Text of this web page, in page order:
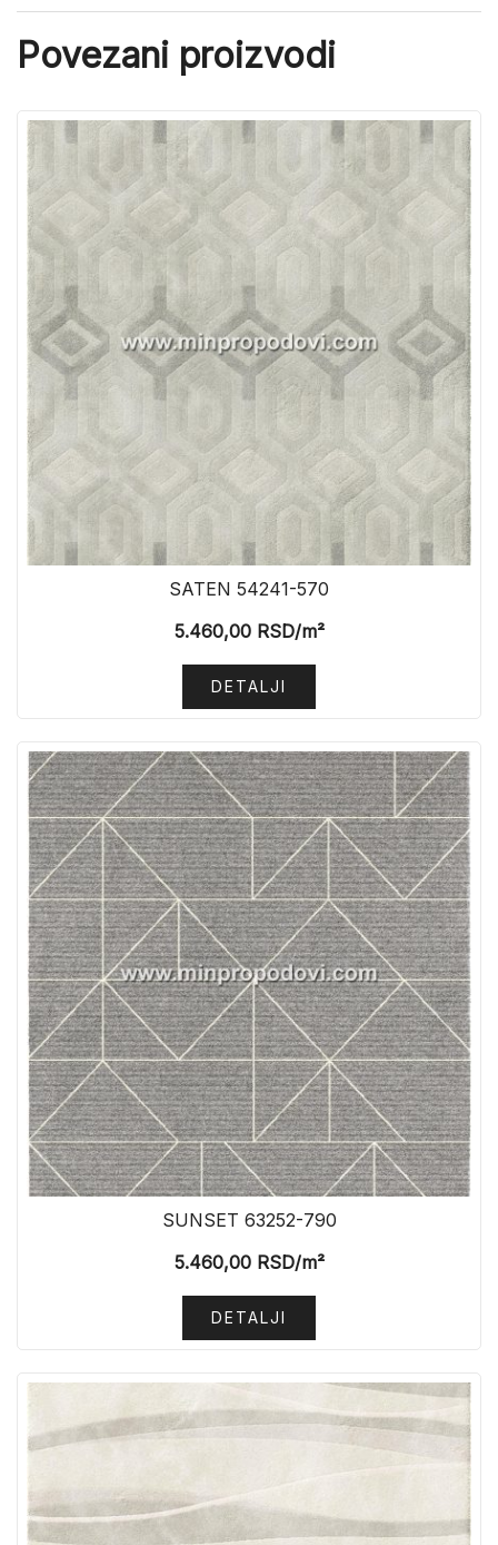
Povezani proizvodi
SATEN 54241-570
5.460,00RSD/m²
DETALJI
SUNSET 63252-790
5.460,00RSD/m²
DETALJI